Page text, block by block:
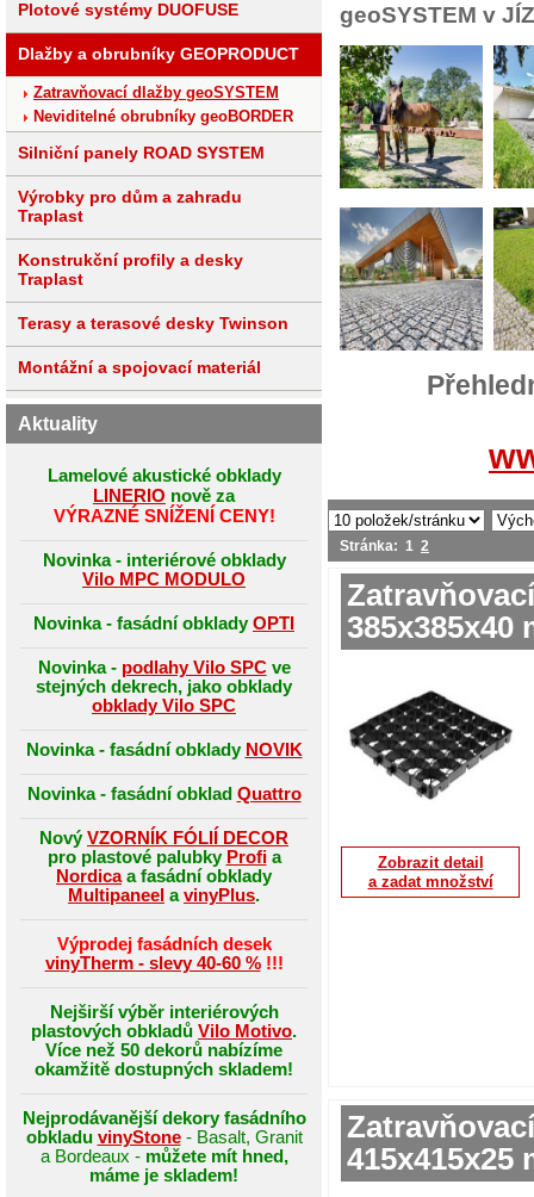
geoSYSTEM v
Stránka: 1 2
385x385x40
Zobrazit detail
a zadat množství
415x415x25
Plotové systémy DUOFUSE
Dlažby a obrubníky GEOPRODUCT
Zatravňovací dlažby geoSYSTEM
Neviditelné obrubníky geoBORDER
Silniční panely ROAD SYSTEM
Výrobky pro dům a zahradu
Traplast
Konstrukční profily a desky
Traplast
Terasy a terasové desky Twinson
Montážní a spojovací materiál
Aktuality
Lamelové akustické obklady
LINERIO nově za
VÝRAZNÉ SNÍŽENÍ CENY!
Novinka - interiérové obklady
Vilo MPC MODULO
Novinka - fasádní obklady OPTI
Novinka - podlahy Vilo SPCve
stejných dekrech, jako obklady
obklady Vilo SPC
Novinka - fasádní obklady NOVIK
Novinka - fasádní obklad Quattro
Nový VZORNÍK FÓLIÍ DECOR
pro plastové palubky Profia
Nordicaa fasádní obklady
Multipaneel avinyPlus.
Výprodej fasádních desek
vinyTherm - slevy 40-60 %!!!
Nejširší výběr interiérových
plastových obkladů Vilo Motivo.
Více než 50 dekorů nabízíme
okamžitě dostupných skladem!
Nejprodávanější dekory fasádního
obkladu vinyStone- Basalt, Granit
a Bordeaux - můžete mít hned,
máme je skladem!